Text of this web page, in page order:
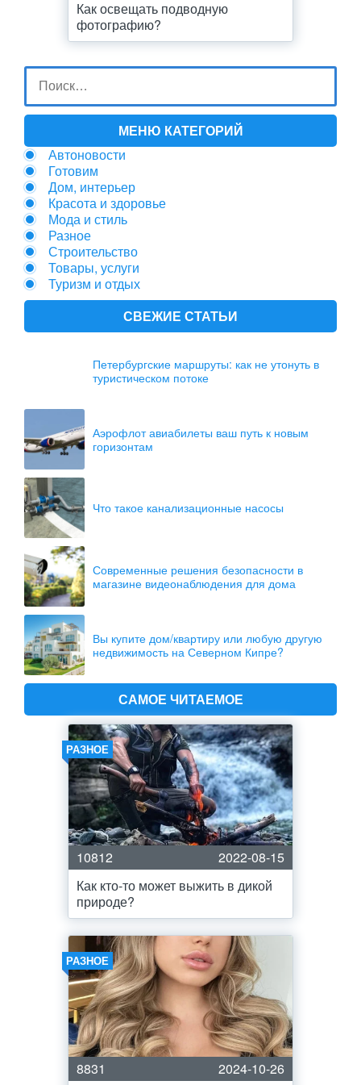
Как освещать подводную
фотографию?
МЕНЮ КАТЕГОРИЙ
Автоновости
Готовим
Дом, интерьер
Красота и здоровье
Мода и стиль
Разное
Строительство
Товары, услуги
Туризм и отдых
СВЕЖИЕ СТАТЬИ
Петербургские маршруты: как не утонуть в
туристическом потоке
Аэрофлот авиабилеты ваш путь к новым
горизонтам
Что такое канализационные насосы
Современные решения безопасности в
магазине видеонаблюдения для дома
Вы купите дом/квартиру или любую другую
недвижимость на Северном Кипре?
САМОЕ ЧИТАЕМОЕ
РАЗНОЕ
10812
2022-08-15
Как кто-то может выжить в дикой
природе?
РАЗНОЕ
8831 2024-10-26